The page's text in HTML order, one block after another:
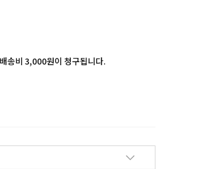
송비 3,000원이 청구됩니다.